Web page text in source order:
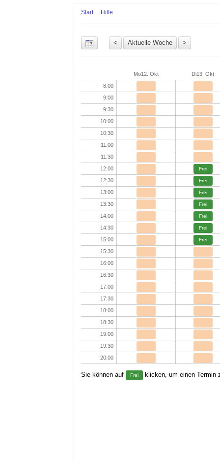
Start Hilfe
Mo12. Okt Di13. Okt
8:00
9:00
9:30
10:00
10:30
11:00
11:30
12:00
Frei
12:30 Frei
13:00 Frei
13:30 Frei
14:00 Frei
14:30 Frei
15:00 Frei
15:30
16:00
16:30
17:00
17:30
18:00
18:30
19:00
19:30
20:00
Sie können auf Frei klicken, um einen Termin